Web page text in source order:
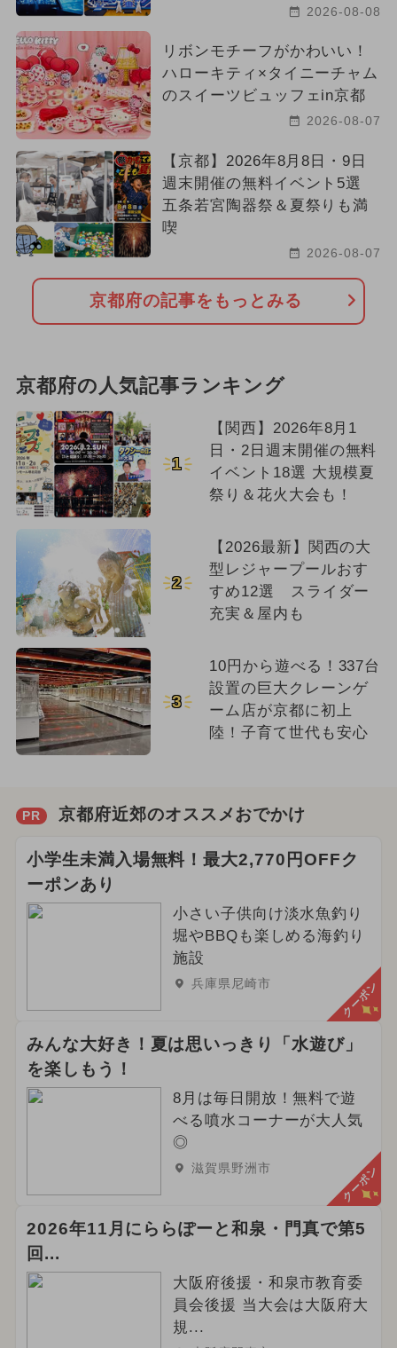
2026-08-08
リボンモチーフがかわいい！
ハローキティ×タイニーチャム
のスイーツビュッフェin京都
2026-08-07
【京都】2026年8月8日・9日
週末開催の無料イベント5選
五条若宮陶器祭＆夏祭りも満
喫
2026-08-07
京都府の記事をもっとみる
京都府の人気記事ランキング
1
【関西】2026年8月1
日・2日週末開催の無料
イベント18選 大規模夏
祭り＆花火大会も！
2
【2026最新】関西の大
型レジャープールおす
すめ12選 スライダー
充実＆屋内も
3
10円から遊べる！337台
設置の巨大クレーンゲ
ーム店が京都に初上
陸！子育て世代も安心
PR 京都府近郊のオススメおでかけ
小学生未満入場無料！最大2,770円OFFク
ーポンあり
小さい子供向け淡水魚釣り
堀やBBQも楽しめる海釣り
施設
兵庫県尼崎市 クーポン
みんな大好き！夏は思いっきり「水遊び」
を楽しもう！
8月は毎日開放！無料で遊
べる噴水コーナーが大人気
◎
滋賀県野洲市 クーポン
2026年11月にららぽーと和泉・門真で第5
回...
大阪府後援・和泉市教育委
員会後援 当大会は大阪府大
規...